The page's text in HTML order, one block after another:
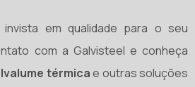
em qualidade para o seu
com a Galvisteel e conheça
térmicae outras soluções